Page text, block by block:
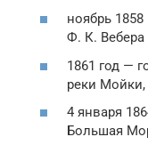
ноябрь
Ф. К.
1861 год —
реки Мойки,
4 января
Большая